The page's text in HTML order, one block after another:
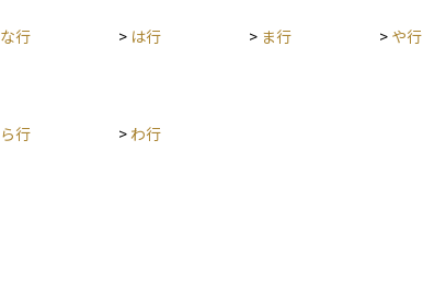
な行 > は行 > ま行 > や行
ら行 > わ行